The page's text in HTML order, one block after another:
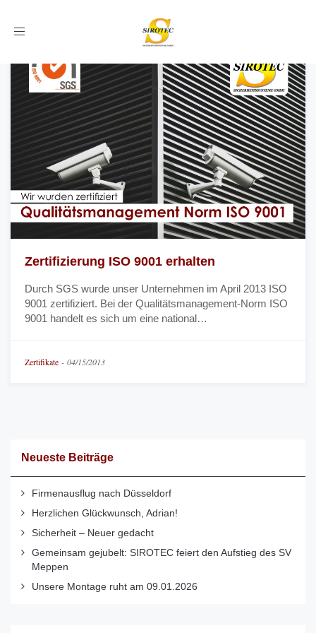
Toggle
Zertifizierung ISO 9001 erhalten
Durch SGS wurde unser Unternehmen im April 2013 ISO
9001 zertifiziert. Bei der Qualitätsmanagement-Norm ISO
9001 handelt es sich um eine national…
Zertifikate - 04/15/2013
Neueste Beiträge
Firmenausflug nach Düsseldorf
Herzlichen Glückwunsch, Adrian!
Sicherheit – Neuer gedacht
Gemeinsam gejubelt: SIROTEC feiert den Aufstieg des SV
Meppen
Unsere Montage ruht am 09.01.2026